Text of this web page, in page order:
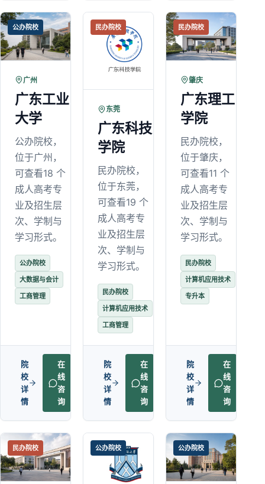
公办院校
广州
广东工业
大学
公办院校，
位于广州，
可查看18 个
成人高考专
业及招生层
次、学制与
学习形式。
公办院校
大数据与会计
工商管理
院
校
详
情
在
线
咨
询
民办院校
东莞
广东科技
学院
民办院校，
位于东莞，
可查看19 个
成人高考专
业及招生层
次、学制与
学习形式。
民办院校
计算机应用技术
工商管理
院
校
详
情
在
线
咨
询
民办院校
肇庆
广东理工
学院
民办院校，
位于肇庆，
可查看11 个
成人高考专
业及招生层
次、学制与
学习形式。
民办院校
计算机应用技术
专升本
院
校
详
情
在
线
咨
询
民办院校 公办院校 公办院校